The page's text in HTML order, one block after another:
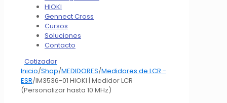
HIOKI
Gennect Cross
Cursos
Soluciones
Contacto
Cotizador
Inicio/Shop/MEDIDORES/Medidores de LCR -
ESR/IM3536-01 HIOKI | Medidor LCR
(Personalizar hasta 10 MHz)